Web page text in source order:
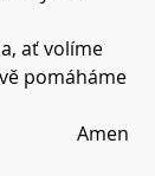
ať volíme
pomáháme
Amen